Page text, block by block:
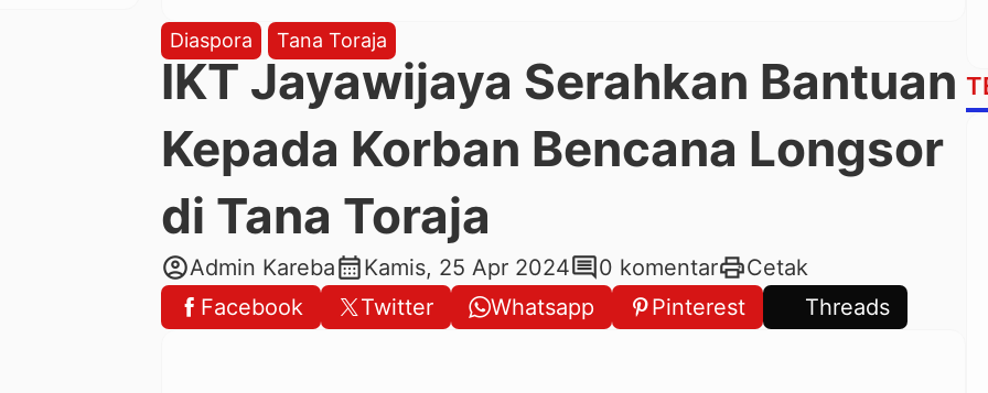
Diaspora Tana Toraja
IKT Jayawijaya Serahkan Bantuan
Kepada Korban Bencana Longsor
di Tana Toraja
account_circleAdmin Karebacalendar_monthKamis, 25 Apr 2024comment0 komentarprintCetak
Facebook
Twitter Whatsapp Pinterest Threads